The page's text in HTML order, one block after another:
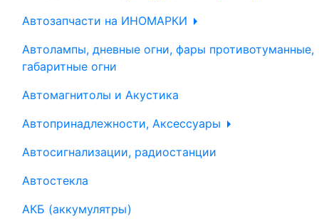
Автозапчасти на ИНОМАРКИ
Автолампы, дневные огни, фары противотуманные,
габаритные огни
Автомагнитолы и Акустика
Автопринадлежности, Аксессуары
Автосигнализации, радиостанции
Автостекла
АКБ (аккумулятры)